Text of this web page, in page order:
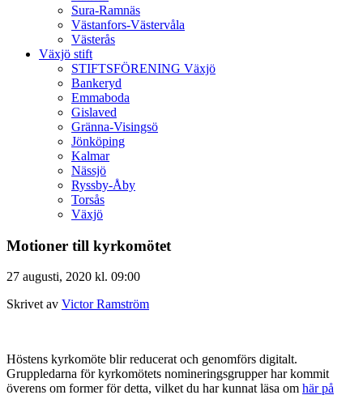
Sura-Ramnäs
Västanfors-Västervåla
Västerås
Växjö stift
STIFTSFÖRENING Växjö
Bankeryd
Emmaboda
Gislaved
Gränna-Visingsö
Jönköping
Kalmar
Nässjö
Ryssby-Åby
Torsås
Växjö
Motioner till kyrkomötet
27 augusti, 2020 kl. 09:00
Skrivet av Victor Ramström
Höstens kyrkomöte blir reducerat och genomförs digitalt.
Gruppledarna för kyrkomötets nomineringsgrupper har kommit
överens om former för detta, vilket du har kunnat läsa om här på